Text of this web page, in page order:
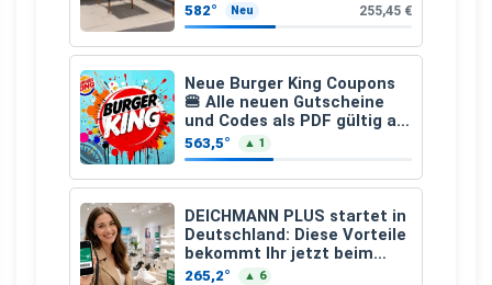
582° Neu 255,45 €
Neue Burger King Coupons
🍔 Alle neuen Gutscheine
und Codes als PDF gültig ab
25.07.2026 bis 04.09.2026
563,5° ▲ 1
DEICHMANN PLUS startet in
Deutschland: Diese Vorteile
bekommt Ihr jetzt beim
Schuhkauf
265,2° ▲ 6